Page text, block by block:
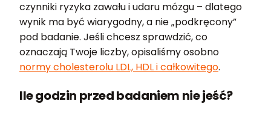
czynniki ryzyka zawału i udaru mózgu – dlatego
wynik ma być wiarygodny, a nie „podkręcony”
pod badanie. Jeśli chcesz sprawdzić, co
oznaczają Twoje liczby, opisaliśmy osobno
normy cholesterolu LDL, HDL i całkowitego.
Ile godzin przed badaniem nie jeść?